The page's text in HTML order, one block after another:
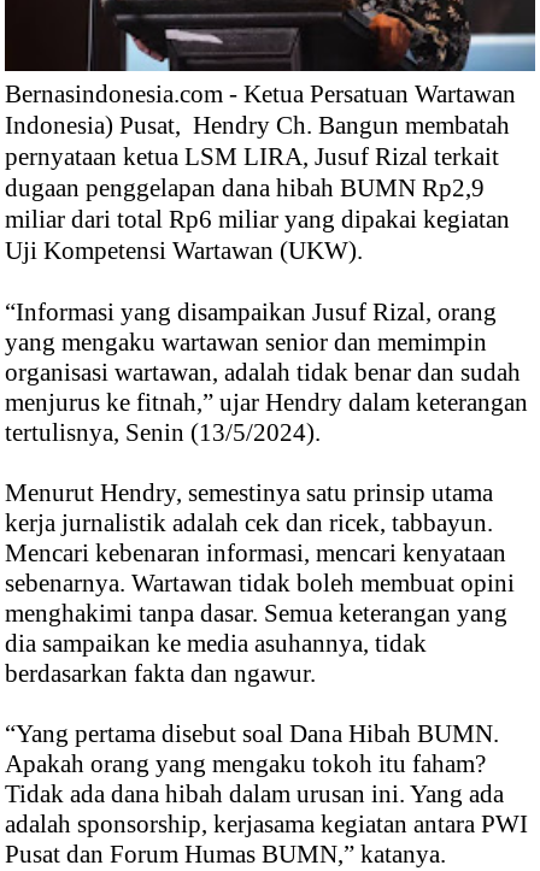
Bernasindonesia.com - Ketua Persatuan Wartawan
Indonesia) Pusat, Hendry Ch. Bangun membatah
pernyataan ketua LSM LIRA, Jusuf Rizal terkait
dugaan penggelapan dana hibah BUMN Rp2,9
miliar dari total Rp6 miliar yang dipakai kegiatan
Uji Kompetensi Wartawan (UKW).
“Informasi yang disampaikan Jusuf Rizal, orang
yang mengaku wartawan senior dan memimpin
organisasi wartawan, adalah tidak benar dan sudah
menjurus ke fitnah,” ujar Hendry dalam keterangan
tertulisnya, Senin (13/5/2024).
Menurut Hendry, semestinya satu prinsip utama
kerja jurnalistik adalah cek dan ricek, tabbayun.
Mencari kebenaran informasi, mencari kenyataan
sebenarnya. Wartawan tidak boleh membuat opini
menghakimi tanpa dasar. Semua keterangan yang
dia sampaikan ke media asuhannya, tidak
berdasarkan fakta dan ngawur.
“Yang pertama disebut soal Dana Hibah BUMN.
Apakah orang yang mengaku tokoh itu faham?
Tidak ada dana hibah dalam urusan ini. Yang ada
adalah sponsorship, kerjasama kegiatan antara PWI
Pusat dan Forum Humas BUMN,” katanya.